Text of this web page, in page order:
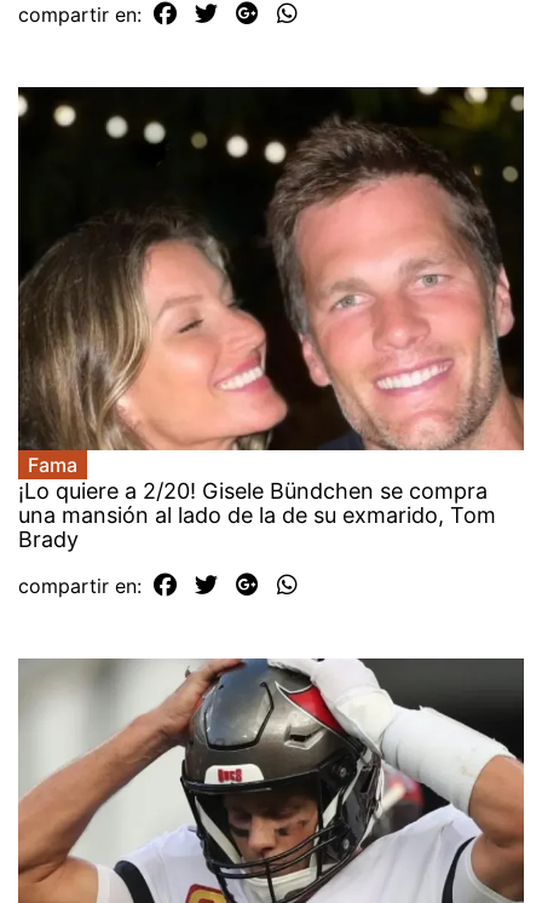
compartir en:
Fama
¡Lo quiere a 2/20! Gisele Bündchen se compra
una mansión al lado de la de su exmarido, Tom
Brady
compartir en: